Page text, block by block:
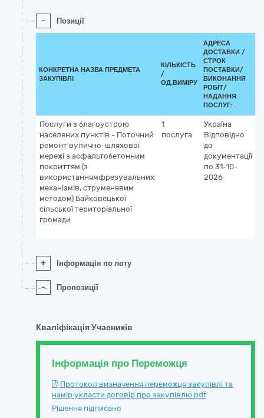
- Позиції
КОНКРЕТНА НАЗВА ПРЕДМЕТА
ЗАКУПІВЛІ
КІЛЬКІСТЬ
/
ОД.ВИМІРУ
АДРЕСА
ДОСТАВКИ /
СТРОК
ПОСТАВКИ/
ВИКОНАННЯ
РОБІТ/
НАДАННЯ
ПОСЛУГ:
Послуги з благоустрою
населених пунктів - Поточний
ремонт вулично-шляхової
мережі з асфальтобетонним
покриттям (з
використаннямфрезувальних
механізмів, струменевим
методом) Байковецької
сільської територіальної
громади
1
послуга
Україна
Відповідно
до
документації
по 31-10-
2026
+ Інформація по лоту
- Пропозиції
Кваліфікація Учасників
Інформація про Переможця
Протокол визначення переможця закупівлі та
намір укласти договір про закупівлю.pdf
Рішення підписано